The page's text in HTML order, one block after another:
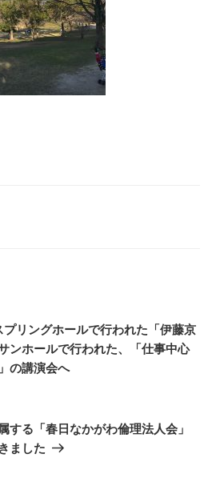
リングホールで行われた「伊藤京
ンホールで行われた、「仕事中心
の講演会へ
する「春日なかがわ倫理法人会」
ました